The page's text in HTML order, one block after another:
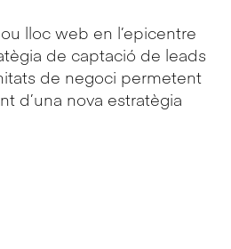
lloc web en l’epicentre
de captació de leads
de negoci permetent
d’una nova estratègia